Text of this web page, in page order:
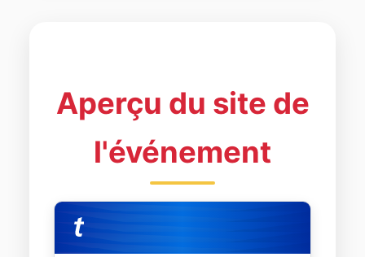
Aperçu du site de
l'événement